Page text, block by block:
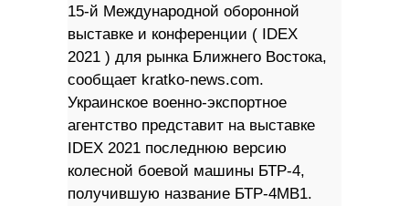
15-й Международной оборонной
выставке и конференции ( IDEX
2021 ) для рынка Ближнего Востока,
сообщает kratko-news.com.
Украинское военно-экспортное
агентство представит на выставке
IDEX 2021 последнюю версию
колесной боевой машины БТР-4,
получившую название БТР-4МВ1.